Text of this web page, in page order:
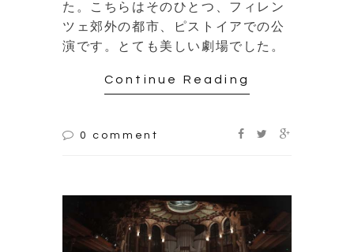
た。こちらはそのひとつ、フィレン
ツェ郊外の都市、ピストイアでの公
演です。とても美しい劇場でした。
Continue Reading
0 comment